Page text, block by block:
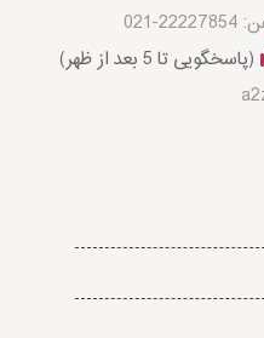
021
(پاسخگویی تا 5 بعد از ظهر)